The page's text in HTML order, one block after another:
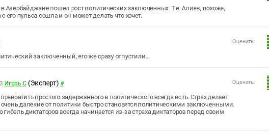
в Азербайджане пошел рост политических заключенных. Т.е. Алиев, похоже,
с его пульса сошла и он может делать что хочет.
Оценить:
заключенный, его же сразу отпустили...
Оценить:
Игорь С (Эксперт) #
простого задержанного в политического всегда есть. Страх делает
далекие от политики быстро становятся политическими заключенными.
гибель диктаторов всегда начинается из-за страха диктаторов перед своим